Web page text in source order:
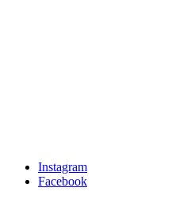
Instagram
Facebook